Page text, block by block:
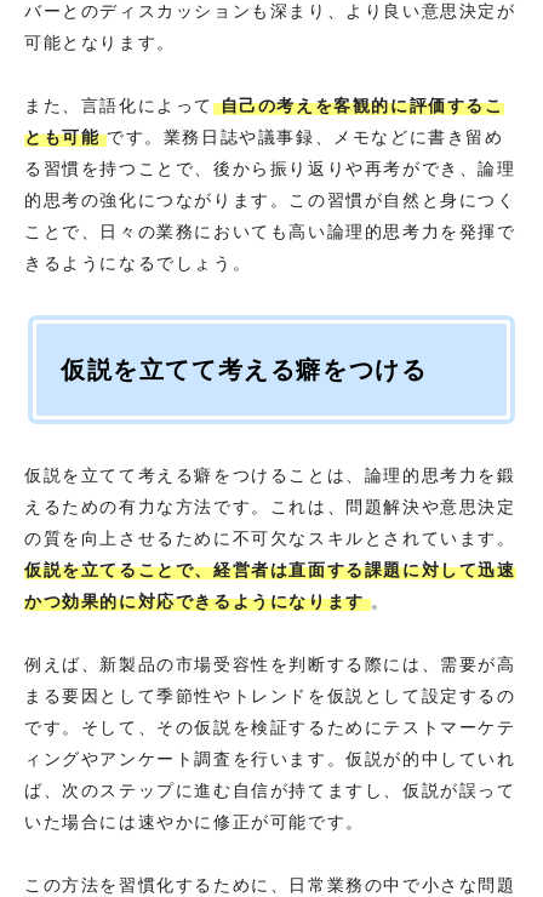
バーとのディスカッションも深まり、より良い意思決定が
可能となります。
また、言語化によって自己の考えを客観的に評価するこ
とも可能です。業務日誌や議事録、メモなどに書き留め
る習慣を持つことで、後から振り返りや再考ができ、論理
的思考の強化につながります。この習慣が自然と身につく
ことで、日々の業務においても高い論理的思考力を発揮で
きるようになるでしょう。
仮説を立てて考える癖をつける
仮説を立てて考える癖をつけることは、論理的思考力を鍛
えるための有力な方法です。これは、問題解決や意思決定
の質を向上させるために不可欠なスキルとされています。
仮説を立てることで、経営者は直面する課題に対して迅速
かつ効果的に対応できるようになります。
例えば、新製品の市場受容性を判断する際には、需要が高
まる要因として季節性やトレンドを仮説として設定するの
です。そして、その仮説を検証するためにテストマーケテ
ィングやアンケート調査を行います。仮説が的中していれ
ば、次のステップに進む自信が持てますし、仮説が誤って
いた場合には速やかに修正が可能です。
この方法を習慣化するために、日常業務の中で小さな問題